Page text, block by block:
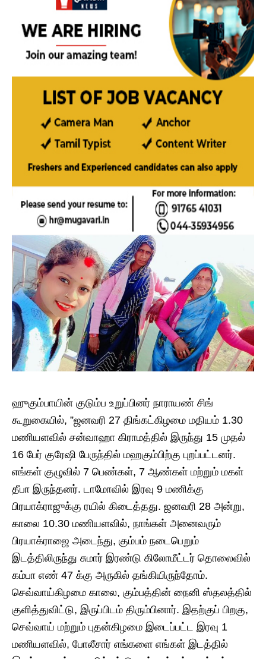
ஹுகும்பாயின் குடும்ப உறுப்பினர் நாராயண் சிங்
கூறுகையில், ”ஜனவரி 27 திங்கட்கிழமை மதியம் 1.30
மணியளவில் சன்வாஹா கிராமத்தில் இருந்து 15 முதல்
16 பேர் குரேஷி பேருந்தில் மஹகும்பிற்கு புறப்பட்டனர்.
எங்கள் குழுவில் 7 பெண்கள், 7 ஆண்கள் மற்றும் மகள்
தீபா இருந்தனர். டாமோவில் இரவு 9 மணிக்கு
பிரயாக்ராஜுக்கு ரயில் கிடைத்தது. ஜனவரி 28 அன்று,
காலை 10.30 மணியளவில், நாங்கள் அனைவரும்
பிரயாக்ராஜை அடைந்து, கும்பம் நடைபெறும்
இடத்திலிருந்து சுமார் இரண்டு கிலோமீட்டர் தொலைவில்
கம்பா எண் 47 க்கு அருகில் தங்கியிருந்தோம்.
செவ்வாய்கிழமை காலை, கும்பத்தின் நைனி ஸ்தலத்தில்
குளித்துவிட்டு, இருப்பிடம் திரும்பினார். இதற்குப் பிறகு,
செவ்வாய் மற்றும் புதன்கிழமை இடைப்பட்ட இரவு 1
மணியளவில், போலீசார் எங்களை எங்கள் இடத்தில்